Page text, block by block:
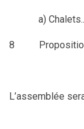
a)
8
L’assemblée